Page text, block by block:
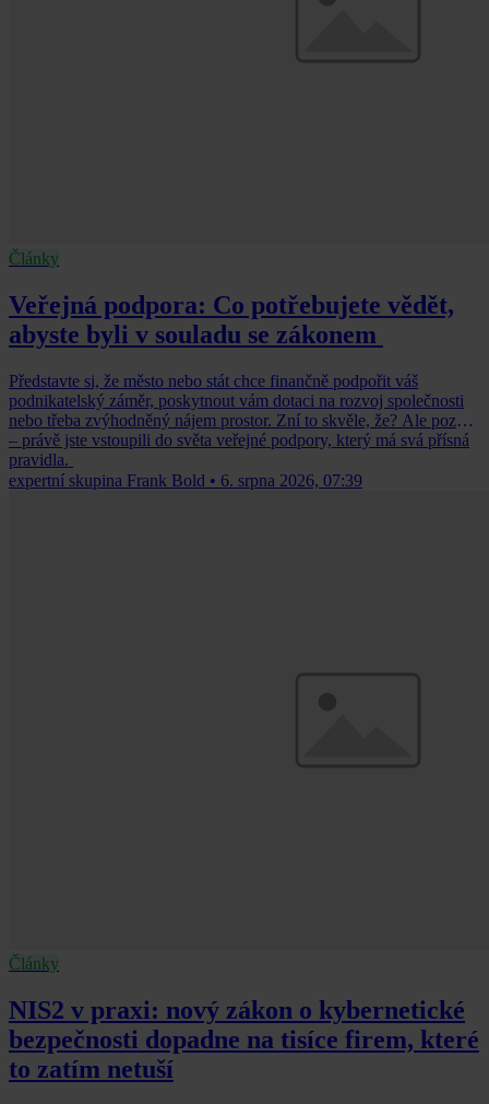
Články
Veřejná podpora: Co potřebujete vědět,
abyste byli v souladu se zákonem
Představte si, že město nebo stát chce finančně podpořit váš
podnikatelský záměr, poskytnout vám dotaci na rozvoj společnosti
nebo třeba zvýhodněný nájem prostor. Zní to skvěle, že? Ale pozor
– právě jste vstoupili do světa veřejné podpory, který má svá přísná
pravidla.
expertní skupina Frank Bold • 6. srpna 2026, 07:39
Články
NIS2 v praxi: nový zákon o kybernetické
bezpečnosti dopadne na tisíce firem, které
to zatím netuší